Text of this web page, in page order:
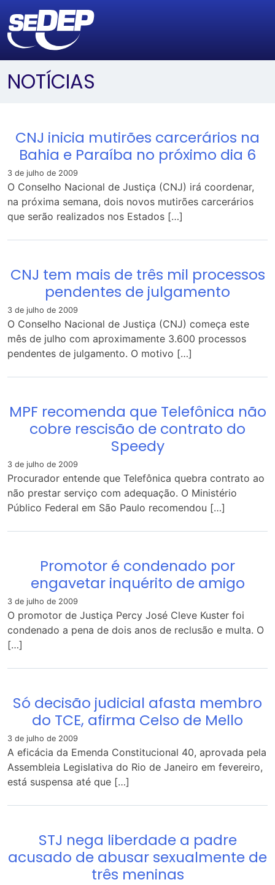
NOTÍCIAS
CNJ inicia mutirões carcerários na
Bahia e Paraíba no próximo dia 6
3 de julho de 2009
O Conselho Nacional de Justiça (CNJ) irá coordenar,
na próxima semana, dois novos mutirões carcerários
que serão realizados nos Estados […]
CNJ tem mais de três mil processos
pendentes de julgamento
3 de julho de 2009
O Conselho Nacional de Justiça (CNJ) começa este
mês de julho com aproximamente 3.600 processos
pendentes de julgamento. O motivo […]
MPF recomenda que Telefônica não
cobre rescisão de contrato do
Speedy
3 de julho de 2009
Procurador entende que Telefônica quebra contrato ao
não prestar serviço com adequação. O Ministério
Público Federal em São Paulo recomendou […]
Promotor é condenado por
engavetar inquérito de amigo
3 de julho de 2009
O promotor de Justiça Percy José Cleve Kuster foi
condenado a pena de dois anos de reclusão e multa. O
[…]
Só decisão judicial afasta membro
do TCE, afirma Celso de Mello
3 de julho de 2009
A eficácia da Emenda Constitucional 40, aprovada pela
Assembleia Legislativa do Rio de Janeiro em fevereiro,
está suspensa até que […]
STJ nega liberdade a padre
acusado de abusar sexualmente de
três meninas